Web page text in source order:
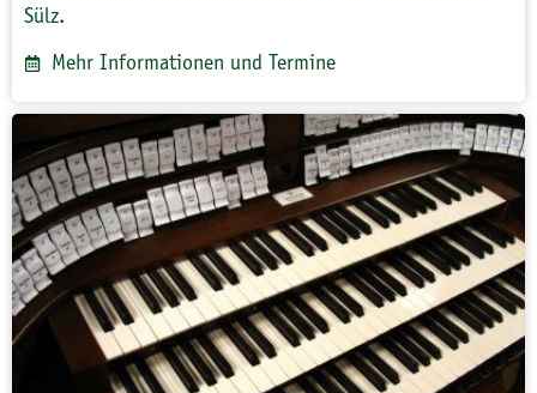
Sülz.
Mehr Informationen und Termine